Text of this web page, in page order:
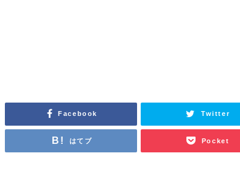
Facebook Twitter
はてブ Pocket